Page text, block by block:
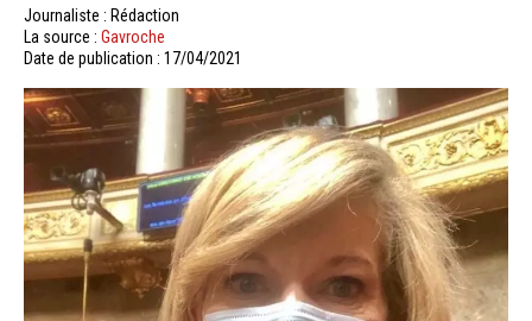
Journaliste : Rédaction
La source : Gavroche
Date de publication : 17/04/2021